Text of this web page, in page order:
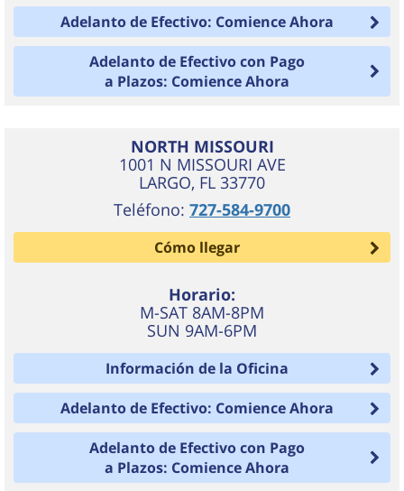
Adelanto de Efectivo: Comience Ahora
Adelanto de Efectivo con Pago
a Plazos: Comience Ahora
NORTH MISSOURI
1001 N MISSOURI AVE
LARGO, FL 33770
Teléfono: 727-584-9700
Cómo llegar
Horario:
M-SAT 8AM-8PM
SUN 9AM-6PM
Información de la Oficina
Adelanto de Efectivo: Comience Ahora
Adelanto de Efectivo con Pago
a Plazos: Comience Ahora